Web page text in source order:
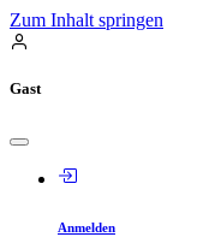
Zum Inhalt springen
Gast
Anmelden